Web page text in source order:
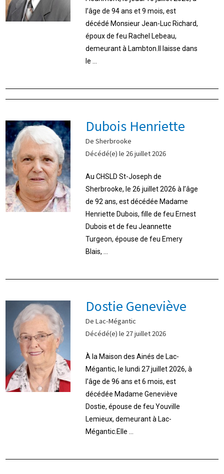
l’âge de 94 ans et 9 mois, est
décédé Monsieur Jean-Luc Richard,
époux de feu Rachel Lebeau,
demeurant à Lambton.Il laisse dans
le ...
Dubois Henriette
De Sherbrooke
Décédé(e) le 26 juillet 2026
Au CHSLD St-Joseph de
Sherbrooke, le 26 juillet 2026 à l’âge
de 92 ans, est décédée Madame
Henriette Dubois, fille de feu Ernest
Dubois et de feu Jeannette
Turgeon, épouse de feu Emery
Blais, ...
Dostie Geneviève
De Lac-Mégantic
Décédé(e) le 27 juillet 2026
À la Maison des Ainés de Lac-
Mégantic, le lundi 27 juillet 2026, à
l’âge de 96 ans et 6 mois, est
décédée Madame Geneviève
Dostie, épouse de feu Youville
Lemieux, demeurant à Lac-
Mégantic.Elle ...